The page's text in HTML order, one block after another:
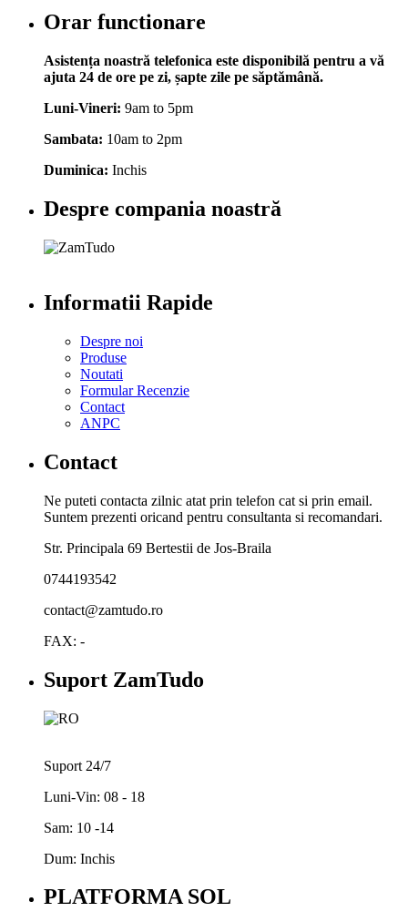
Orar functionare
Asistența noastră telefonica este disponibilă pentru a vă
ajuta 24 de ore pe zi, șapte zile pe săptămână.
Luni-Vineri: 9am to 5pm
Sambata: 10am to 2pm
Duminica: Inchis
Despre compania noastră
Informatii Rapide
Despre noi
Produse
Noutati
Formular Recenzie
Contact
ANPC
Contact
Ne puteti contacta zilnic atat prin telefon cat si prin email.
Suntem prezenti oricand pentru consultanta si recomandari.
Str. Principala 69 Bertestii de Jos-Braila
0744193542
contact@zamtudo.ro
FAX: -
Suport ZamTudo
Suport 24/7
Luni-Vin: 08 - 18
Sam: 10 -14
Dum: Inchis
PLATFORMA SOL